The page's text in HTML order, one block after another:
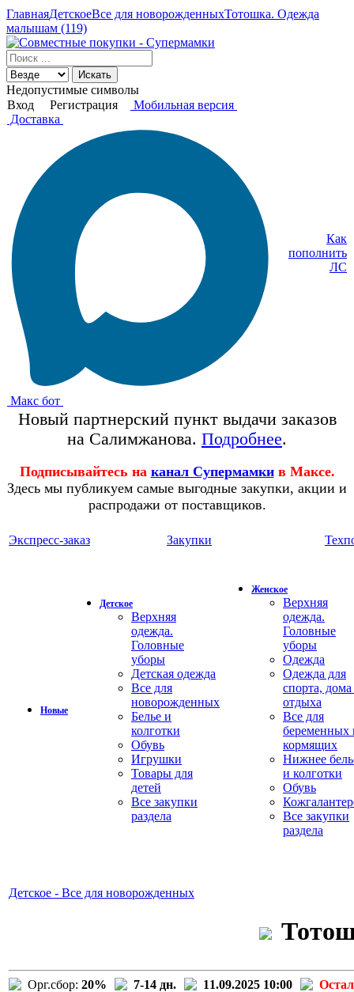
ГлавнаяДетскоеВсе для новорожденныхТотошка. Одежда
малышам (119)
Искать
Недопустимые символы
Вход
Регистрация
Мобильная версия
Доставка
Макс бот
Как
пополнить
ЛС
Новый партнерский пункт выдачи заказов
на Салимжанова. Подробнее.
Подписывайтесь на канал Супермамки в Максе.
Здесь мы публикуем самые выгодные закупки, акции и
распродажи от поставщиков.
Экспресс-заказ Закупки
Новые
Детское
Верхняя
одежда.
Головные
уборы
Детская одежда
Все для
новорожденных
Белье и
колготки
Обувь
Игрушки
Товары для
детей
Все закупки
раздела
Женское
Верхняя
одежда.
Головные
уборы
Одежда
Одежда для
спорта,
отдыха
Все для
беременных
кормящих
Нижнее
и колготки
Обувь
Все закупки
раздела
Детское - Все для новорожденных
Орг.сбор: 20% 7-14 дн. 11.09.2025 10:00